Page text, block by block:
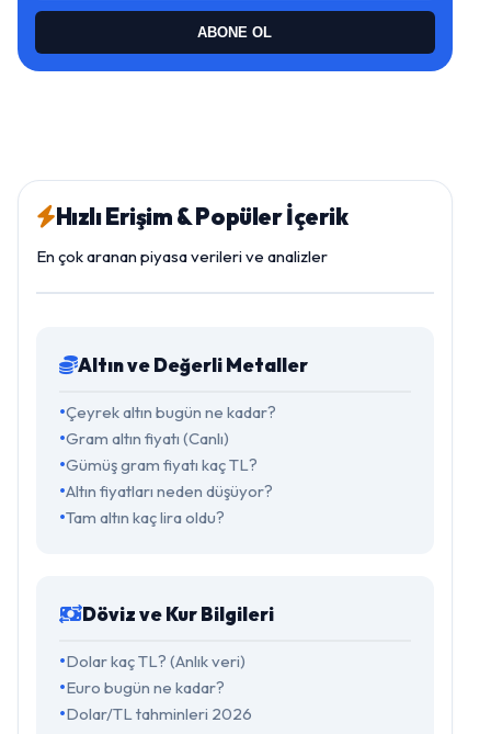
ABONE OL
Hızlı Erişim & Popüler İçerik
En çok aranan piyasa verileri ve analizler
Altın ve Değerli Metaller
Çeyrek altın bugün ne kadar?
Gram altın fiyatı (Canlı)
Gümüş gram fiyatı kaç TL?
Altın fiyatları neden düşüyor?
Tam altın kaç lira oldu?
Döviz ve Kur Bilgileri
Dolar kaç TL? (Anlık veri)
Euro bugün ne kadar?
Dolar/TL tahminleri 2026